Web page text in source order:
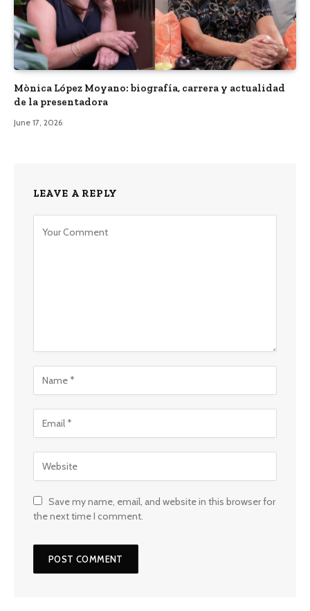
Mònica López Moyano: biografía, carrera y actualidad
de la presentadora
June 17, 2026
LEAVE A REPLY
Save my name, email, and website in this browser for
the next time I comment.